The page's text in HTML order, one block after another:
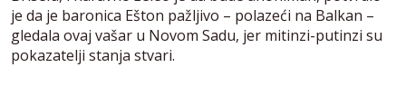
je da je baronica Ešton pažljivo – polazeći na Balkan –
gledala ovaj vašar u Novom Sadu, jer mitinzi-putinzi su
pokazatelji stanja stvari.